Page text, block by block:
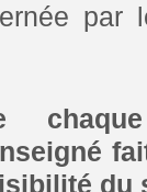
par
du